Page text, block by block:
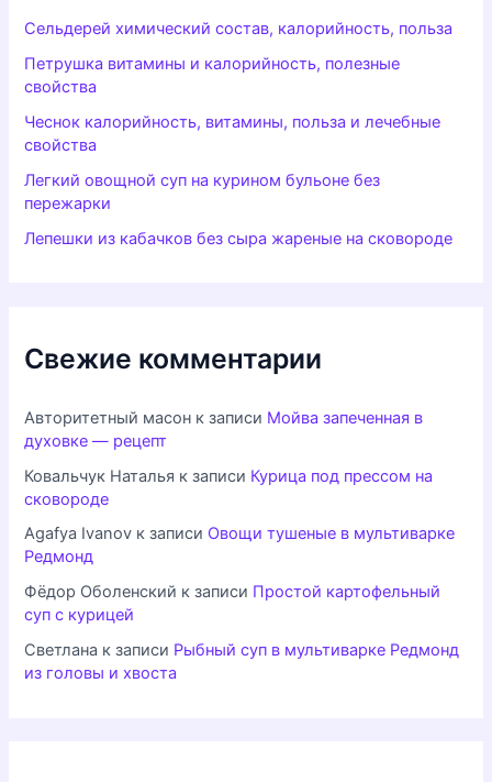
Сельдерей химический состав, калорийность, польза
Петрушка витамины и калорийность, полезные
свойства
Чеснок калорийность, витамины, польза и лечебные
свойства
Легкий овощной суп на курином бульоне без
пережарки
Лепешки из кабачков без сыра жареные на сковороде
Свежие комментарии
Авторитетный масон к записи Мойва запеченная в
духовке — рецепт
Ковальчук Наталья к записи Курица под прессом на
сковороде
Agafya Ivanov к записи Овощи тушеные в мультиварке
Редмонд
Фёдор Оболенский к записи Простой картофельный
суп с курицей
Светлана к записи Рыбный суп в мультиварке Редмонд
из головы и хвоста